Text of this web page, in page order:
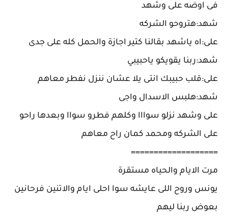
فى اوضه على وشهد
شهد:هتروحو الشركه
على:اه ياشهد بقالنا كتير اجازة والحمل كله على جدى
شهد:ربنا يقويكو ياحبيبي
على:قلب حبيبك انتى يلا عشان ننزل نفطر معاهم
شهد:هلبس الاسدال واجى
على وشهد نزلو سوااا وكلهم فطرو سواا وبعدها راحو
على الشركه ومحمد كمان راح معاهم
===================
مرت الايام والحياه مستقرة
يونس وروح اللى عايشه سوا احلى ايام والاتنين فرحانين
بعوض ربنا ليهم